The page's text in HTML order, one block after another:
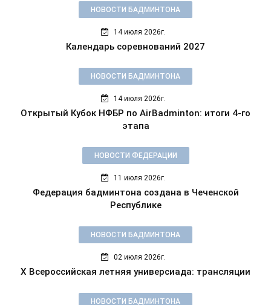
НОВОСТИ БАДМИНТОНА
14 июля 2026г.
Календарь соревнований 2027
НОВОСТИ БАДМИНТОНА
14 июля 2026г.
Открытый Кубок НФБР по AirBadminton: итоги 4-го
этапа
НОВОСТИ ФЕДЕРАЦИИ
11 июля 2026г.
Федерация бадминтона создана в Чеченской
Республике
НОВОСТИ БАДМИНТОНА
02 июля 2026г.
X Всероссийская летняя универсиада: трансляции
НОВОСТИ БАДМИНТОНА